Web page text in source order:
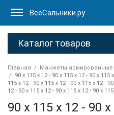
ВсеСальники.ру
Каталог товаров
Главная Манжеты армированные
90 x 115 x 12 - 90 x 115 x 12 - 90 x 115
115 x 12 - 90 x 115 x 12 - 90 x 115 x 12 -
12 - 90 x 115 x 12 - 90 x 115 x 12 - 90 x
90 x 115 x 12 - 90